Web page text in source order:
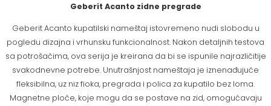
Geberit Acanto zidne pregrade
Geberit Acanto kupatilski nameštaj istovremeno nudi slobodu u
pogledu dizajna i vrhunsku funkcionalnost. Nakon detaljnih testova
sa potrošačima, ova serija je kreirana da bi se ispunile najrazličitije
svakodnevne potrebe. Unutrašnjost nameštaja je iznenađujuće
fleksibilna, uz niz fioka, pregrada i polica za kupatilo bez loma.
Magnetne ploče, koje mogu da se postave na zid, omogućavaju